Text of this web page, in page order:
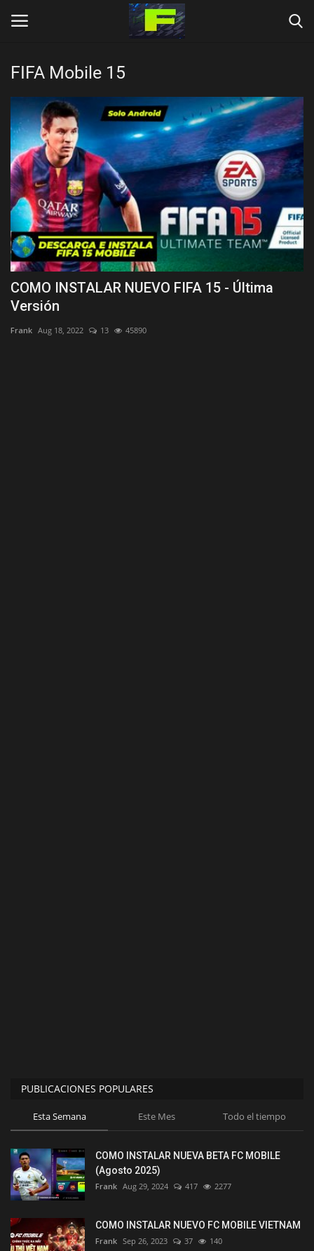
Login
Inicio
DESCARGAS
OTROS
Language
Español Inglés
FIFA Mobile 15
COMO INSTALAR NUEVO FIFA 15 - Última
Versión
Frank Aug 18, 2022 13 45890
PUBLICACIONES POPULARES
Esta Semana Este Mes Todo el tiempo
COMO INSTALAR NUEVA BETA FC MOBILE
(Agosto 2025)
Frank Aug 29, 2024 417 2277
COMO INSTALAR NUEVO FC MOBILE VIETNAM
Frank Sep 26, 2023 37 140